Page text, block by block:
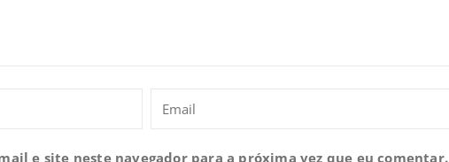
e site neste navegador para a próxima vez que eu comentar.